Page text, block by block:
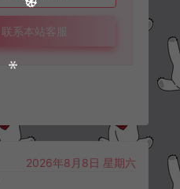
联系本站客服
2026年8月8日 星期六